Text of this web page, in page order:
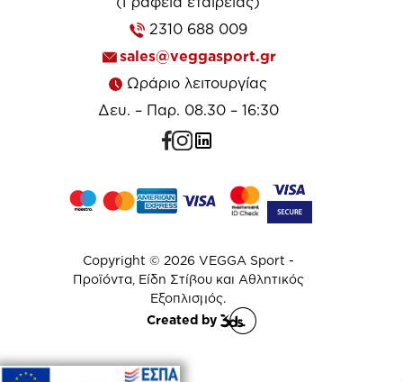
2310 688 009
sales@veggasport.gr
Ωράριο λειτουργίας
Δευ. – Παρ. 08.30 – 16:30
Created by
Copyright © 2026 VEGGA Sport -
Προϊόντα, Είδη Στίβου και Αθλητικός
Εξοπλισμός.